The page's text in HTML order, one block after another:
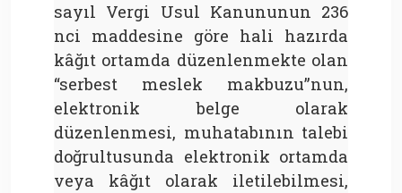
sayıl Vergi Usul Kanununun 236
nci maddesine göre hali hazırda
kâğıt ortamda düzenlenmekte olan
“serbest meslek makbuzu”nun,
elektronik belge olarak
düzenlenmesi, muhatabının talebi
doğrultusunda elektronik ortamda
veya kâğıt olarak iletilebilmesi,